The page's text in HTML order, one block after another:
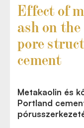
Effect of
ash on
pore
cement
Metakaolin és
Portland